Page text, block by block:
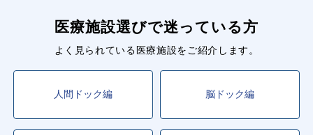
医療施設選びで迷っている方
よく見られている医療施設をご紹介します。
人間ドック編 脳ドック編